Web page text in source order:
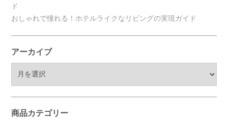
ド
おしゃれで憧れる！ホテルライクなリビングの実現ガイド
アーカイブ
ブ
商品カテゴリー